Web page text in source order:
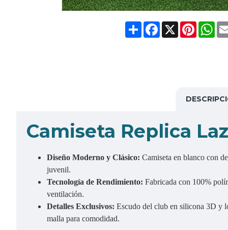
ShareFacebook
X
Camiseta Replica
Diseño Moderno y Clásico: Camiseta en blanco con
juvenil.
Tecnología de Rendimiento: Fabricada con 100%
ventilación.
Detalles Exclusivos: Escudo del club en silicona 3D y
malla para comodidad.